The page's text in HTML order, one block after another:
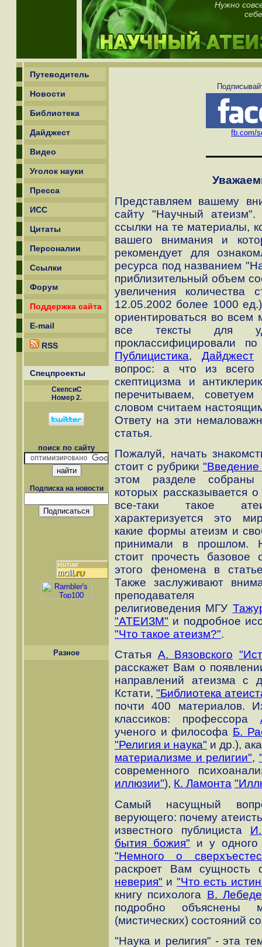
Нужно
Путеводитель
Новости
Библиотека
Дайджест
Видео
Уголок науки
Пресса
ИСС
Цитаты
Персоналии
Ссылки
Форум
Поддержка сайта
E-mail
RSS
Спецпроекты
СкепсиС
Номер 2.
поиск по сайту
Подписка на новости
Разное
fb.com/
Представляем вашему
сайту "Научный
ссылки на те материалы,
вашего внимания и
рекомендует для
ресурса под названием
приблизительный объем
увеличения количества
12.05.2002 более 1000
ориентироваться во всем
все тексты для
проклассифицировали
Публицистика,Дайджест
вопрос: а что из всего
скептицизма и
перечитываем,
словом считаем
Ответу на эти
статья.
Пожалуй, начать
стоит с рубрики "Введение
этом разделе
которых рассказывается
все-таки такое
характеризуется это
какие формы атеизм и
принимали в прошлом.
стоит прочесть базовое
этого феномена в
Также заслуживают
преподавателя
религиоведения МГУ
"АТЕИЗМ" и подробное
"Что такое атеизм?".
Статья А. Вязовского
расскажет Вам о
направлений атеизма с
Кстати,"Библиотека
почти 400 материалов.
классиков: профессора
ученого и философа Б.
"Религия и наука" и др.),
материализме и религии",
современного
иллюзии"), К. Ламонта
Самый насущный
верующего: почему
известного публициста
бытия божия" и у одного
"Немного о
раскроет Вам
неверия" и "Что есть
книгу психолога В.
подробно объяснены
(мистических) состояний
"Наука и религия" - эта